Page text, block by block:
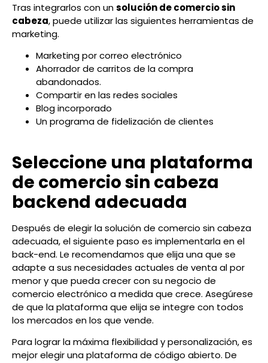
Tras integrarlos con unsolución de comercio sin
cabeza, puede utilizar las siguientes herramientas de
marketing.
Marketing por correo electrónico
Ahorrador de carritos de la compra
abandonados.
Compartir en las redes sociales
Blog incorporado
Un programa de fidelización de clientes
Seleccione una plataforma
de comercio sin cabeza
backend adecuada
Después de elegir la solución de comercio sin cabeza
adecuada, el siguiente paso es implementarla en el
back-end. Le recomendamos que elija una que se
adapte a sus necesidades actuales de venta al por
menor y que pueda crecer con su negocio de
comercio electrónico a medida que crece. Asegúrese
de que la plataforma que elija se integre con todos
los mercados en los que vende.
Para lograr la máxima flexibilidad y personalización, es
mejor elegir una plataforma de código abierto. De